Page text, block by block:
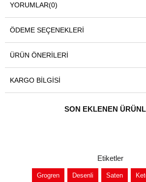
YORUMLAR(0)
ÖDEME SEÇENEKLERI
ÜRÜN ÖNERILERI
KARGO BILGISI
SON EKLENEN
Etiketler
Grogren Desenli Saten